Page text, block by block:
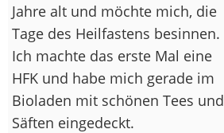
Jahre alt und möchte mich, die
Tage des Heilfastens besinnen.
Ich machte das erste Mal eine
HFK und habe mich gerade im
Bioladen mit schönen Tees und
Säften eingedeckt.